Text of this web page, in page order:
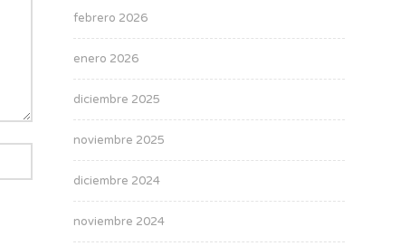
febrero 2026
enero 2026
diciembre 2025
noviembre 2025
diciembre 2024
noviembre 2024